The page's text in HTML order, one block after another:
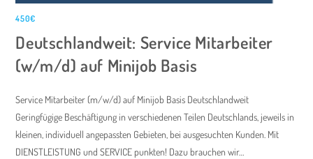
450€
Deutschlandweit: Service Mitarbeiter
(w/m/d) auf Minijob Basis
Service Mitarbeiter (m/w/d) auf Minijob Basis Deutschlandweit
Geringfügige Beschäftigung in verschiedenen Teilen Deutschlands, jeweils in
kleinen, individuell angepassten Gebieten, bei ausgesuchten Kunden. Mit
DIENSTLEISTUNG und SERVICE punkten! Dazu brauchen wir…